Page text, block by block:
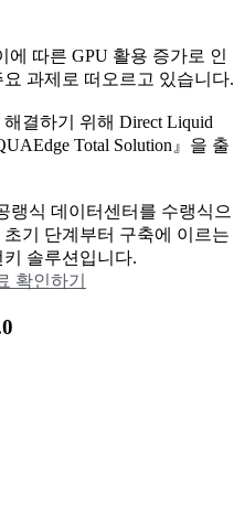
따른 GPU 활용 증가로 인
과제로 떠오르고 있습니다.
결하기 위해 Direct Liquid
Total Solution』을 출
랭식 데이터센터를 수랭식으
기 단계부터 구축에 이르는
솔루션입니다.
확인하기